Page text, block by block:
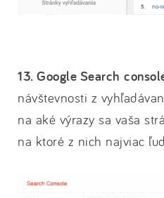
13. Google Search
návštevnosti z
na aké výrazy sa vaša
na ktoré z nich najviac